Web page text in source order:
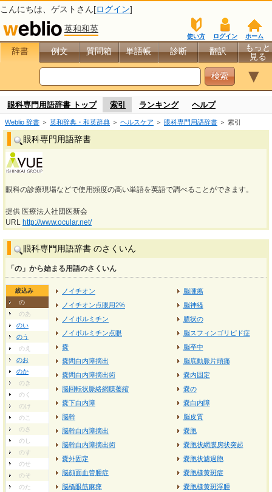
こんにちは、 ゲスト さん[ログイン]
英和和英
ホーム
ログイン
使い方
辞書 例文 質問箱 単語帳 診断 翻訳
もっと
見る
▼
眼科専門用語辞書 トップ 索引 ランキング ヘルプ
Weblio 辞書 ＞ 英和辞典・和英辞典 ＞ ヘルスケア ＞ 眼科専門用語辞書 ＞ 索引
眼科専門用語辞書
眼科の診療現場などで使用頻度の高い単語を英語で調べることができます。
提供 医療法人社団医新会
URL http://www.ocular.net/
眼科専門用語辞書 のさくいん
「の」から始まる用語のさくいん
絞込み
の
のあ
のい
のう
のえ
のお
のか
のき
のく
のけ
のこ
のさ
のし
のす
のせ
のそ
のた
ノイチオン
ノイチオン点眼用2%
ノイボルミチン
ノイボルミチン点眼
嚢
嚢間白内障摘出
嚢間白内障摘出術
脳回転状脈絡網膜萎縮
嚢下白内障
脳幹
脳幹白内障摘出
脳幹白内障摘出術
嚢外固定
脳顔面血管腫症
脳橋眼筋麻痺
脳腫瘍
脳神経
膿状の
脳スフィンゴリピド症
脳卒中
脳底動脈片頭痛
嚢内固定
嚢の
嚢白内障
脳皮質
嚢胞
嚢胞状網膜房状突起
嚢胞状濾過胞
嚢胞様黄斑症
嚢胞様黄斑浮腫